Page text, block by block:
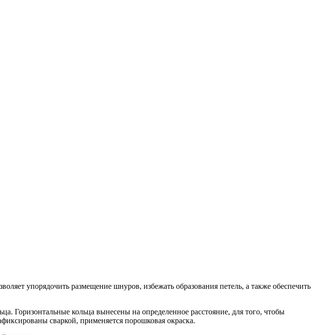
упорядочить размещение шнуров, избежать образования петель, а также обеспечить
Горизонтальные кольца вынесены на определенное расстояние, для того, чтобы
сваркой, применяется порошковая окраска.